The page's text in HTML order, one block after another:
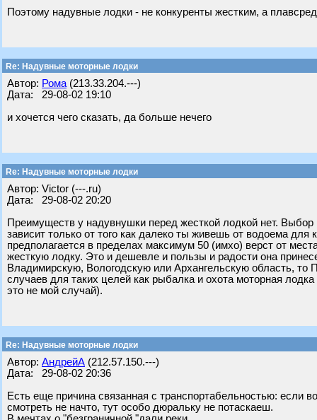
Поэтому надувные лодки - не конкуренты жестким, а
Re: Надувные моторные лодки
Автор: Рома (213.33.204.---)
Дата: 29-08-02 19:10
и хочется чего сказать, да больше нечего
Re: Надувные моторные лодки
Автор: Victor (---.ru)
Дата: 29-08-02 20:20
Преимуществ у надувнушки перед жесткой лодкой нет.
зависит только от того как далеко ты живешь от водоема для
предполагается в пределах максимум 50 (имхо) верст от
жесткую лодку. Это и дешевле и пользы и радости она
Владимирскую, Вологодскую или Архангельскую область,
случаев для таких целей как рыбалка и охота моторная
это не мой случай).
Re: Надувные моторные лодки
Автор: АндрейА (212.57.150.---)
Дата: 29-08-02 20:36
Есть еще причина связанная с транспортабельностью: если
смотреть не начто, тут особо дюральку не потаскаеш.